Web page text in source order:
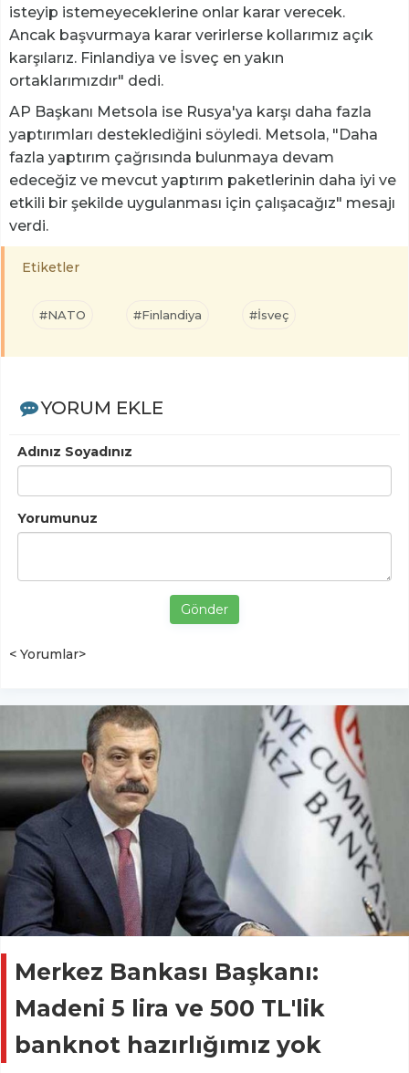
isteyip istemeyeceklerine onlar karar verecek.
Ancak başvurmaya karar verirlerse kollarımız açık
karşılarız. Finlandiya ve İsveç en yakın
ortaklarımızdır" dedi.
AP Başkanı Metsola ise Rusya'ya karşı daha fazla
yaptırımları desteklediğini söyledi. Metsola, "Daha
fazla yaptırım çağrısında bulunmaya devam
edeceğiz ve mevcut yaptırım paketlerinin daha iyi ve
etkili bir şekilde uygulanması için çalışacağız" mesajı
verdi.
Etiketler
#NATO #Finlandiya #İsveç
YORUM EKLE
Adınız Soyadınız
Yorumunuz
Gönder
< Yorumlar>
Merkez Bankası Başkanı:
Madeni 5 lira ve 500 TL'lik
banknot hazırlığımız yok